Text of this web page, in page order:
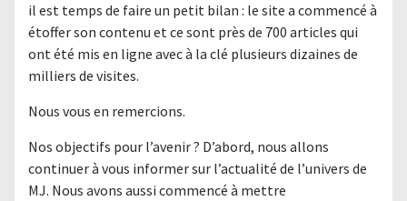
il est temps de faire un petit bilan : le site a commencé à
étoffer son contenu et ce sont près de 700 articles qui
ont été mis en ligne avec à la clé plusieurs dizaines de
milliers de visites.
Nous vous en remercions.
Nos objectifs pour l’avenir ? D’abord, nous allons
continuer à vous informer sur l’actualité de l’univers de
MJ. Nous avons aussi commencé à mettre